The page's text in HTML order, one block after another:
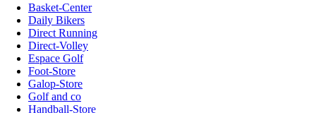
Basket-Center
Daily Bikers
Direct Running
Direct-Volley
Espace Golf
Foot-Store
Galop-Store
Golf and co
Handball-Store